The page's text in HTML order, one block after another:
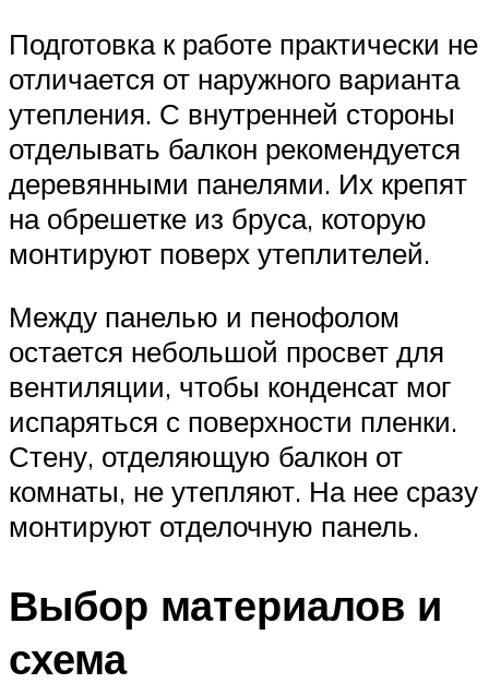
Подготовка к работе практически не
отличается от наружного варианта
утепления. С внутренней стороны
отделывать балкон рекомендуется
деревянными панелями. Их крепят
на обрешетке из бруса, которую
монтируют поверх утеплителей.
Между панелью и пенофолом
остается небольшой просвет для
вентиляции, чтобы конденсат мог
испаряться с поверхности пленки.
Стену, отделяющую балкон от
комнаты, не утепляют. На нее сразу
монтируют отделочную панель.
Выбор материалов и
схема